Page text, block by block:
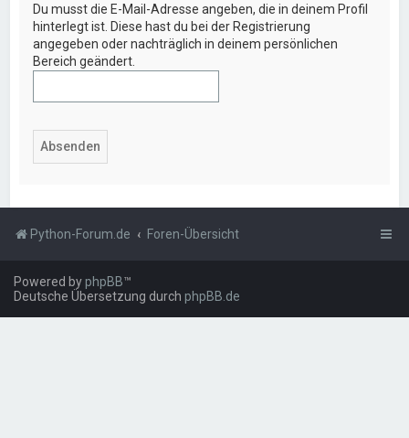
Du musst die E-Mail-Adresse angeben, die in deinem Profil
hinterlegt ist. Diese hast du bei der Registrierung
angegeben oder nachträglich in deinem persönlichen
Bereich geändert.
Python-Forum.de Foren-Übersicht
Powered byphpBB™
Deutsche Übersetzung durch phpBB.de